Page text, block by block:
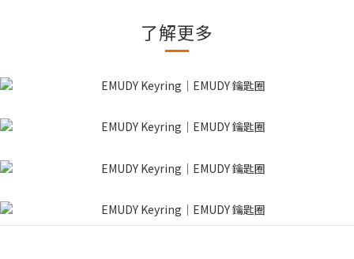
了解更多